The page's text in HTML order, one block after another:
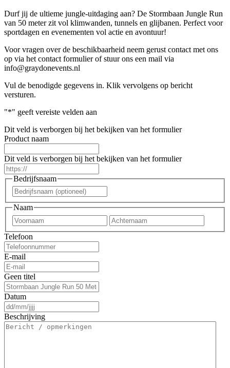
Durf jij de ultieme jungle-uitdaging aan? De Stormbaan Jungle Run
van 50 meter zit vol klimwanden, tunnels en glijbanen. Perfect voor
sportdagen en evenementen vol actie en avontuur!
Voor vragen over de beschikbaarheid neem gerust contact met ons
op via het contact formulier of stuur ons een mail via
info@graydonevents.nl
Vul de benodigde gegevens in. Klik vervolgens op bericht
versturen.
"*" geeft vereiste velden aan
Dit veld is verborgen bij het bekijken van het formulier
Product naam
Dit veld is verborgen bij het bekijken van het formulier
https://
Bedrijfsnaam
Naam
Voornaam
Telefoon
E-mail
Geen titel
Datum
slash
MM
Beschrijving